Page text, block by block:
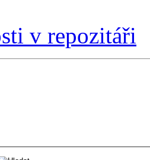
v repozitáři